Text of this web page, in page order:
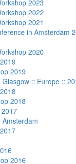
2023
2022
2021
in Amsterdam
2020
2019
:: Europe ::
2018
2016